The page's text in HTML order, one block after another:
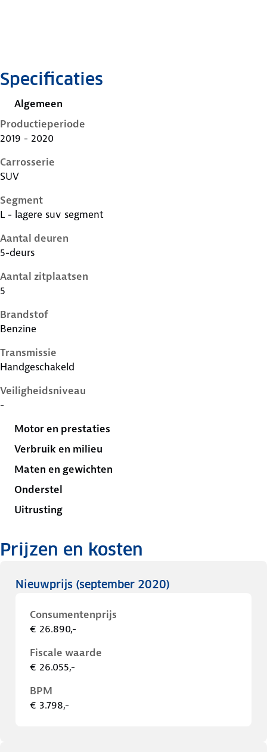
Specificaties
Algemeen
Productieperiode
2019 - 2020
Carrosserie
SUV
Segment
L - lagere suv segment
Aantal deuren
5-deurs
Aantal zitplaatsen
5
Brandstof
Benzine
Transmissie
Handgeschakeld
Veiligheidsniveau
-
Motor en prestaties
Verbruik en milieu
Maten en gewichten
Onderstel
Uitrusting
Prijzen en kosten
Nieuwprijs (september 2020)
Consumentenprijs
€ 26.890,-
Fiscale waarde
€ 26.055,-
BPM
€ 3.798,-